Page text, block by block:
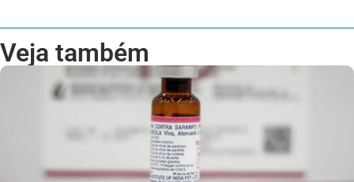
Veja também